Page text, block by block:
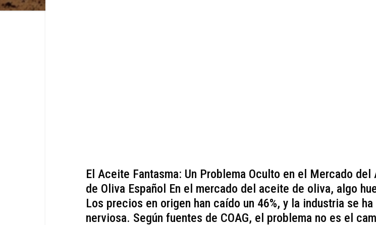
El Aceite Fantasma: Un Problema Oculto en el Mercado del
de Oliva Español En el mercado del aceite de oliva, algo
Los precios en origen han caído un 46%, y la industria se
nerviosa. Según fuentes de COAG, el problema no es el